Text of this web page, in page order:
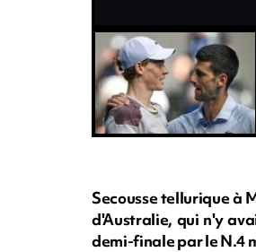
Secousse tellurique à
d'Australie, qui n'y
demi-finale par le N.4